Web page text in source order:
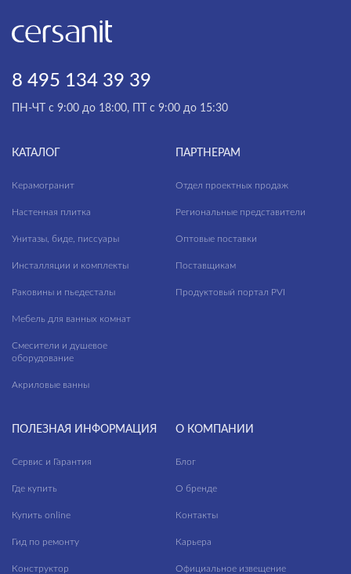
8 495 134 39 39
ПН-ЧТ с 9:00 до 18:00, ПТ с 9:00 до 15:30
КАТАЛОГ
Керамогранит
Настенная плитка
Унитазы, биде, писсуары
Инсталляции и комплекты
Раковины и пьедесталы
Мебель для ванных комнат
Смесители и душевое
оборудование
Акриловые ванны
ПАРТНЕРАМ
Отдел проектных продаж
Региональные представители
Оптовые поставки
Поставщикам
Продуктовый портал PVI
ПОЛЕЗНАЯ ИНФОРМАЦИЯ
Сервис и Гарантия
Где купить
Купить online
Гид по ремонту
Конструктор
О КОМПАНИИ
Блог
О бренде
Контакты
Карьера
Официальное извещение